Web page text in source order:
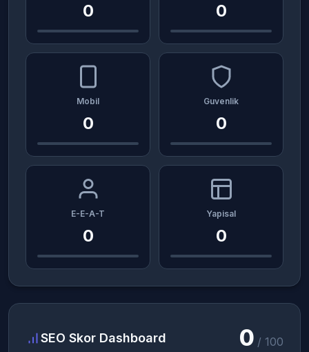
0 0
Mobil
0
Guvenlik
0
E-E-A-T
0
Yapisal
0
SEO Skor Dashboard 0 / 100